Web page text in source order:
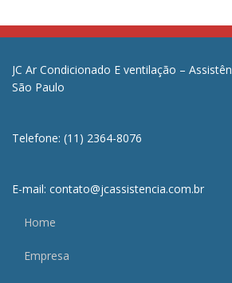
JC Ar Condicionado E ventilação –
São Paulo
Telefone: (11) 2364-8076
E-mail: contato@jcassistencia.com.br
Home
Empresa